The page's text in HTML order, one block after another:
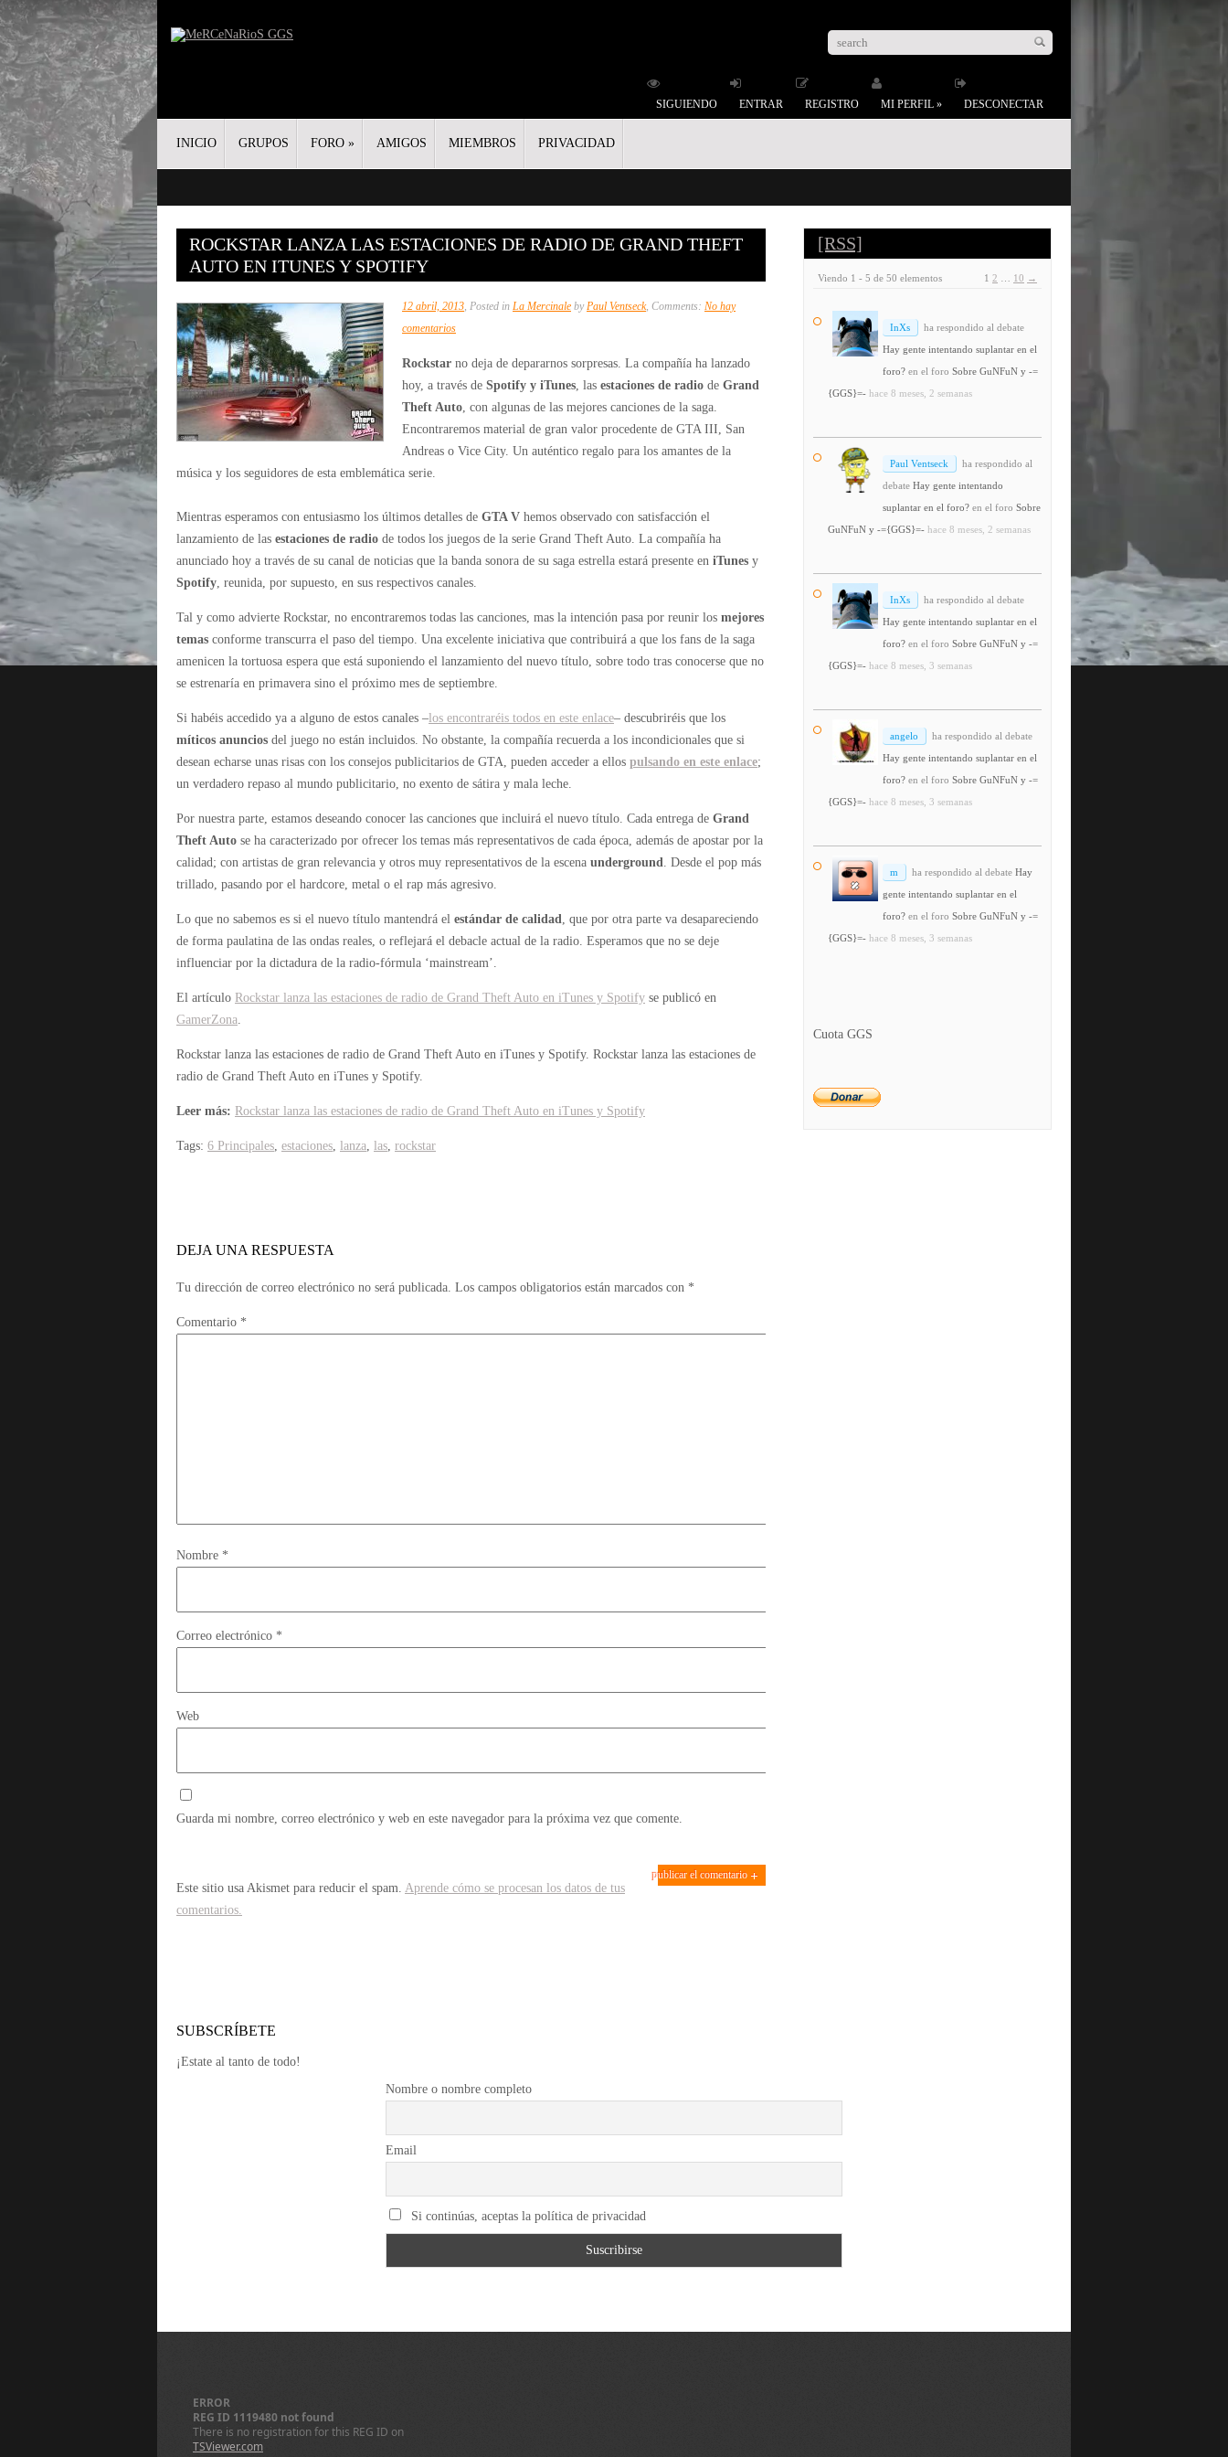
SIGUIENDO ENTRAR REGISTRO MI PERFIL » DESCONECTAR
INICIO GRUPOS FORO » AMIGOS MIEMBROS PRIVACIDAD
ROCKSTAR LANZA LAS ESTACIONES DE RADIO DE GRAND THEFT
AUTO EN ITUNES Y SPOTIFY
12 abril, 2013, Posted in La Mercinale byPaul Ventseck, Comments: No hay
comentariosen
lanza
las
estaciones
de
radio
Theft
Auto
en
iTunes
y
Spotify
Rockstar no deja de depararnos sorpresas. La compañía ha lanzado
hoy, a través de Spotify y iTunes, las estaciones de radio de Grand
Theft Auto, con algunas de las mejores canciones de la saga.
Encontraremos material de gran valor procedente de GTA III, San
Andreas o Vice City. Un auténtico regalo para los amantes de la
música y los seguidores de esta emblemática serie.
Mientras esperamos con entusiasmo los últimos detalles de GTA V hemos observado con satisfacción el
lanzamiento de las estaciones de radio de todos los juegos de la serie Grand Theft Auto. La compañía ha
anunciado hoy a través de su canal de noticias que la banda sonora de su saga estrella estará presente en iTunes y
Spotify, reunida, por supuesto, en sus respectivos canales.
Tal y como advierte Rockstar, no encontraremos todas las canciones, mas la intención pasa por reunir los mejores
temas conforme transcurra el paso del tiempo. Una excelente iniciativa que contribuirá a que los fans de la saga
amenicen la tortuosa espera que está suponiendo el lanzamiento del nuevo título, sobre todo tras conocerse que no
se estrenaría en primavera sino el próximo mes de septiembre.
Si habéis accedido ya a alguno de estos canales –los encontraréis todos en este enlace– descubriréis que los
míticos anuncios del juego no están incluidos. No obstante, la compañía recuerda a los incondicionales que si
desean echarse unas risas con los consejos publicitarios de GTA, pueden acceder a ellos pulsando en este enlace;
un verdadero repaso al mundo publicitario, no exento de sátira y mala leche.
Por nuestra parte, estamos deseando conocer las canciones que incluirá el nuevo título. Cada entrega de Grand
Theft Auto se ha caracterizado por ofrecer los temas más representativos de cada época, además de apostar por la
calidad; con artistas de gran relevancia y otros muy representativos de la escena underground. Desde el pop más
trillado, pasando por el hardcore, metal o el rap más agresivo.
Lo que no sabemos es si el nuevo título mantendrá el estándar de calidad, que por otra parte va desapareciendo
de forma paulatina de las ondas reales, o reflejará el debacle actual de la radio. Esperamos que no se deje
influenciar por la dictadura de la radio-fórmula ‘mainstream’.
El artículo Rockstar lanza las estaciones de radio de Grand Theft Auto en iTunes y Spotify se publicó en
GamerZona.
Rockstar lanza las estaciones de radio de Grand Theft Auto en iTunes y Spotify. Rockstar lanza las estaciones de
radio de Grand Theft Auto en iTunes y Spotify.
Leer más: Rockstar lanza las estaciones de radio de Grand Theft Auto en iTunes y Spotify
Tags: 6 Principales, estaciones, lanza, las, rockstar
DEJA UNA RESPUESTA
Tu dirección de correo electrónico no será publicada. Los campos obligatorios están marcados con *
Comentario *
Nombre *
Correo electrónico *
Web
Guarda mi nombre, correo electrónico y web en este navegador para la próxima vez que comente.
Este sitio usa Akismet para reducir el spam. Aprende cómo se procesan los datos de tus
comentarios.
[RSS]
Viendo 1 - 5 de 50 elementos 1 2 10 →
InXs
ha respondido al debate
Hay gente intentando suplantar en el
foro? en el foro Sobre GuNFuN y -=
{GGS}=- hace 8 meses, 2 semanas
Paul Ventseck
ha respondido al
debate Hay gente intentando
suplantar en el foro? en el foro Sobre
GuNFuN y -={GGS}=- hace 8 meses, 2 semanas
InXs
ha respondido al debate
Hay gente intentando suplantar en el
foro? en el foro Sobre GuNFuN y -=
{GGS}=- hace 8 meses, 3 semanas
angelo
ha respondido al debate
Hay gente intentando suplantar en el
foro? en el foro Sobre GuNFuN y -=
{GGS}=- hace 8 meses, 3 semanas
m ha respondido al debate Hay
gente intentando suplantar en el
foro? en el foro Sobre GuNFuN y -=
{GGS}=- hace 8 meses, 3 semanas
Cuota GGS
SUBSCRÍBETE
¡Estate al tanto de todo!
Nombre o nombre completo
Email
Si continúas, aceptas la política de privacidad
ERROR
REG ID 1119480 not found
There is no registration for this REG ID on
TSViewer.com